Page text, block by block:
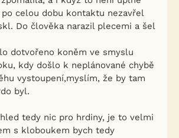
celou dobu kontaktu nezavřel
Do člověka narazil plecemi a šel
dotvořeno koněm ve smyslu
kdy došlo k neplánované chybě
vystoupení,myslím, že by tam
byl.
tedy nic pro hrdiny, je to velmi
s kloboukem bych tedy